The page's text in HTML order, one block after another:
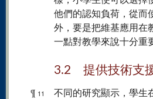
他們的認知負荷，從而
外，要是把維基應用在
一點對教學來說十分重
3.2 提供技術支
¶ 11
不同的研究顯示，學生